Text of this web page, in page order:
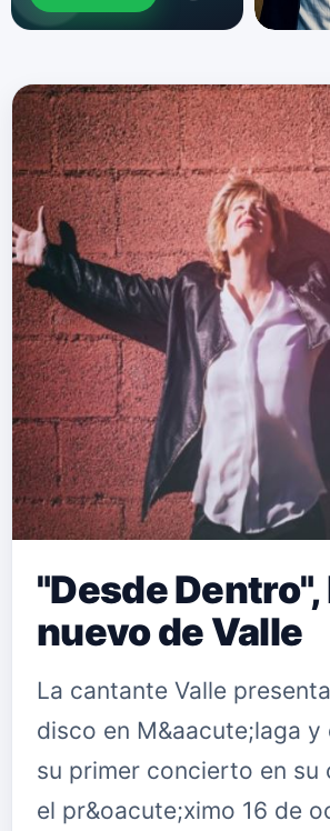
"Desde Dentro",
nuevo de Valle
La cantante Valle
disco en M&aacute;laga y
su primer concierto en su
el pr&oacute;ximo 16 de